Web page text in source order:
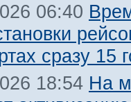
06:40
сразу 15
18:54 На